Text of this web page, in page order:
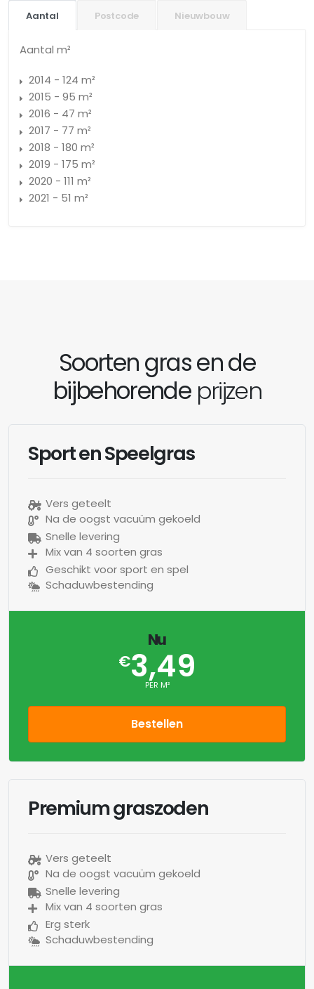
Aantal Postcode Nieuwbouw
Aantal m²
2014 - 124 m²
2015 - 95 m²
2016 - 47 m²
2017 - 77 m²
2018 - 180 m²
2019 - 175 m²
2020 - 111 m²
2021 - 51 m²
Soorten gras en de
bijbehorendeprijzen
Sport en Speelgras
Vers geteelt
Na de oogst vacuüm gekoeld
Snelle levering
Mix van 4 soorten gras
Geschikt voor sport en spel
Schaduwbestending
Nu
€3,49
PER M²
Bestellen
Premium graszoden
Vers geteelt
Na de oogst vacuüm gekoeld
Snelle levering
Mix van 4 soorten gras
Erg sterk
Schaduwbestending